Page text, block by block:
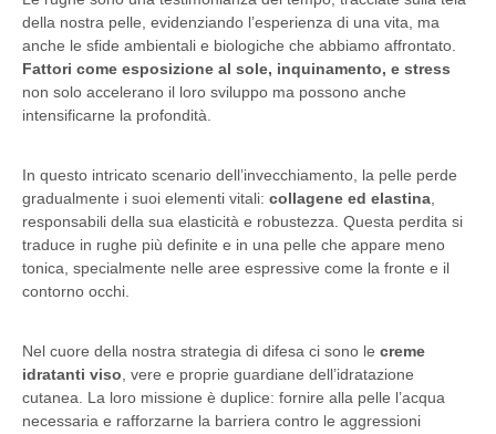
della nostra pelle, evidenziando l’esperienza di una vita, ma
anche le sfide ambientali e biologiche che abbiamo affrontato.
Fattori come esposizione al sole, inquinamento, e stress
non solo accelerano il loro sviluppo ma possono anche
intensificarne la profondità.
In questo intricato scenario dell’invecchiamento, la pelle perde
gradualmente i suoi elementi vitali: collagene ed elastina
responsabili della sua elasticità e robustezza. Questa perdita si
traduce in rughe più definite e in una pelle che appare meno
tonica, specialmente nelle aree espressive come la fronte e il
contorno occhi.
Nel cuore della nostra strategia di difesa ci sono le creme
idratanti viso , vere e proprie guardiane dell’idratazione
cutanea. La loro missione è duplice: fornire alla pelle l’acqua
necessaria e rafforzarne la barriera contro le aggressioni